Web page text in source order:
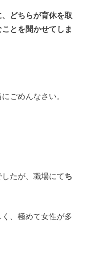
どちらが育休を取
とを聞かせてしま
ごめんなさい。
たが、職場にてち
、極めて女性が多